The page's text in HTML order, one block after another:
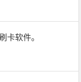
卡软件。